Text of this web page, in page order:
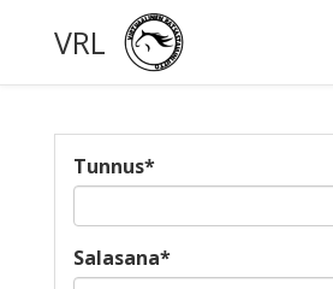
VRL
Tunnus*
Salasana*